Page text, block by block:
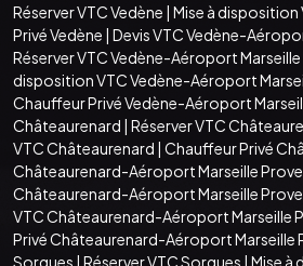
Réserver VTC Vedène | Mise à disposition
Privé Vedène | Devis VTC Vedène-
Réserver VTC Vedène-Aéroport
disposition VTC Vedène-Aéroport
Chauffeur Privé Vedène-Aéroport
Châteaurenard | Réserver VTC
VTC Châteaurenard | Chauffeur Privé
Châteaurenard-Aéroport Marseille
Châteaurenard-Aéroport Marseille
VTC Châteaurenard-Aéroport Marseille
Privé Châteaurenard-Aéroport Marseille
Sorgues | Réserver VTC Sorgues | Mise à